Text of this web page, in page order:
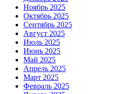
Ноябрь 2025
Октябрь 2025
Сентябрь 2025
Август 2025
Июль 2025
Июнь 2025
Май 2025
Апрель 2025
Март 2025
Февраль 2025